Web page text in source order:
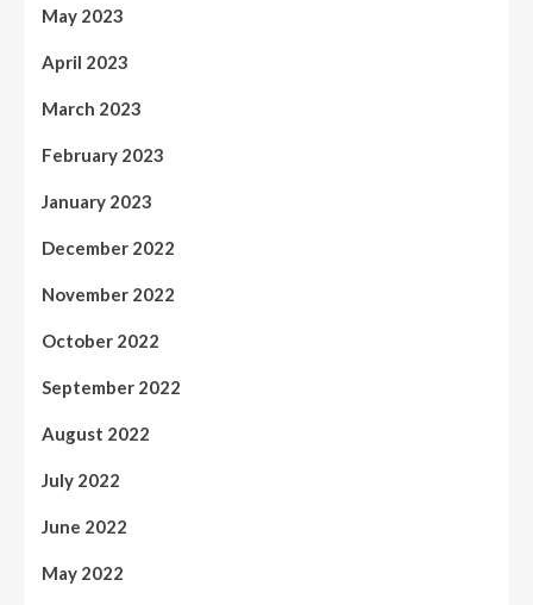
May 2023
April 2023
March 2023
February 2023
January 2023
December 2022
November 2022
October 2022
September 2022
August 2022
July 2022
June 2022
May 2022